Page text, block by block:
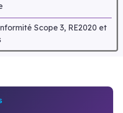
Scope 3, RE2020 et